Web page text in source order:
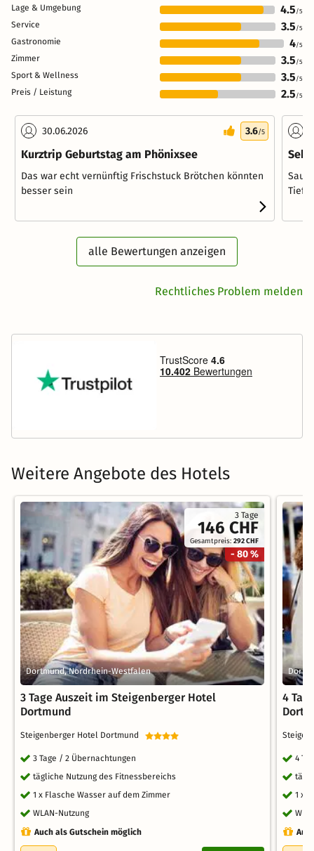
Lage & Umgebung 4.5 /5
Service 3.5 /5
Gastronomie 4/5
Zimmer 3.5 /5
Sport & Wellness 3.5 /5
Preis / Leistung 2.5 /5
30.06.2026 3.6/5
Kurztrip Geburtstag am Phönixsee
Das war echt vernünftig Frischstuck Brötchen könnten
besser sein
alle Bewertungen anzeigen
Rechtliches Problem melden
Weitere Angebote des Hotels
3 Tage
146 CHF
Gesamtpreis:292 CHF
- 80 %
Dortmund, Nordrhein-Westfalen
3 Tage Auszeit im Steigenberger Hotel
Dortmund
Steigenberger Hotel Dortmund
3 Tage / 2 Übernachtungen
tägliche Nutzung des Fitnessbereichs
1 x Flasche Wasser auf dem Zimmer
WLAN-Nutzung
Auch als Gutschein möglich
4
4
1 x